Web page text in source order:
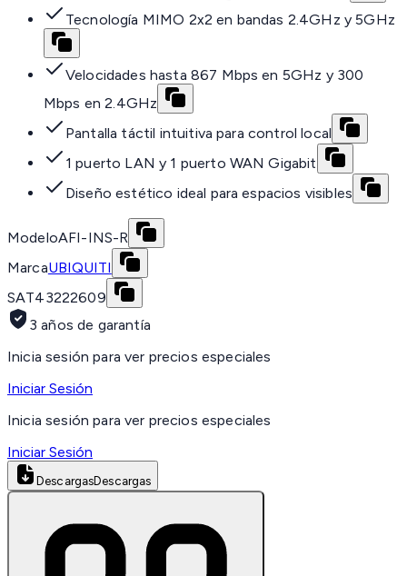
Tecnología MIMO 2x2 en bandas 2.4GHz y 5GHz
Velocidades hasta 867 Mbps en 5GHz y 300
Mbps en 2.4GHz
Pantalla táctil intuitiva para control local
1 puerto LAN y 1 puerto WAN Gigabit
Diseño estético ideal para espacios visibles
ModeloAFI-INS-R
MarcaUBIQUITI
SAT43222609
3 años de garantía
Inicia sesión para ver precios especiales
Iniciar Sesión
Inicia sesión para ver precios especiales
Iniciar Sesión
DescargasDescargas